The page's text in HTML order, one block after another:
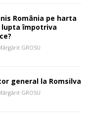
România pe harta
împotriva
GROSU
general la Romsilva
GROSU